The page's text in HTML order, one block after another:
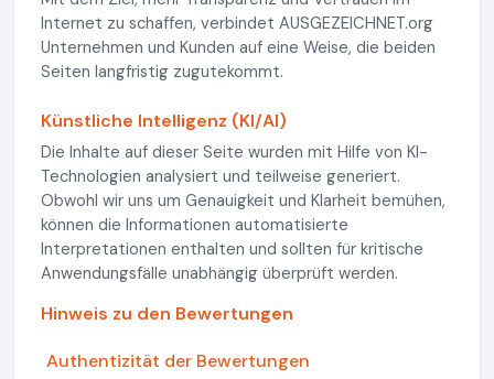
Internet zu schaffen, verbindet AUSGEZEICHNET.org
Unternehmen und Kunden auf eine Weise, die beiden
Seiten langfristig zugutekommt.
Künstliche Intelligenz (KI/AI)
Die Inhalte auf dieser Seite wurden mit Hilfe von KI-
Technologien analysiert und teilweise generiert.
Obwohl wir uns um Genauigkeit und Klarheit bemühen,
können die Informationen automatisierte
Interpretationen enthalten und sollten für kritische
Anwendungsfälle unabhängig überprüft werden.
Hinweis zu den Bewertungen
Authentizität der Bewertungen